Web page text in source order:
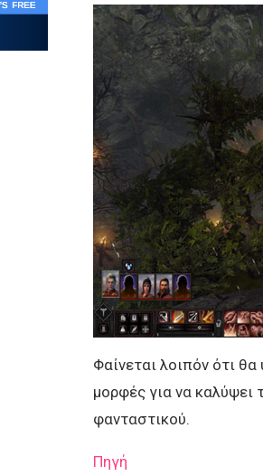
Φαίνεται λοιπόν ότι
μορφές για να καλύψει
φανταστικού.
Πηγή